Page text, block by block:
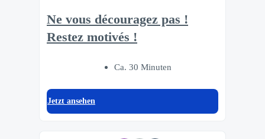
Ne vous découragez pas !
Restez motivés !
Ca. 30 Minuten
Jetzt ansehen